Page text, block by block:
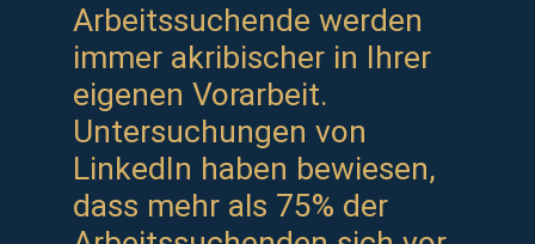
Arbeitssuchende werden
immer akribischer in Ihrer
eigenen Vorarbeit.
Untersuchungen von
LinkedIn haben bewiesen,
dass mehr als 75% der